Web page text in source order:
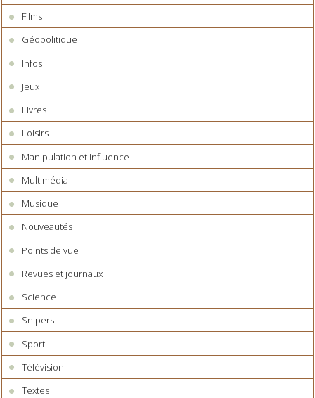
Films
Géopolitique
Infos
Jeux
Livres
Loisirs
Manipulation et influence
Multimédia
Musique
Nouveautés
Points de vue
Revues et journaux
Science
Snipers
Sport
Télévision
Textes